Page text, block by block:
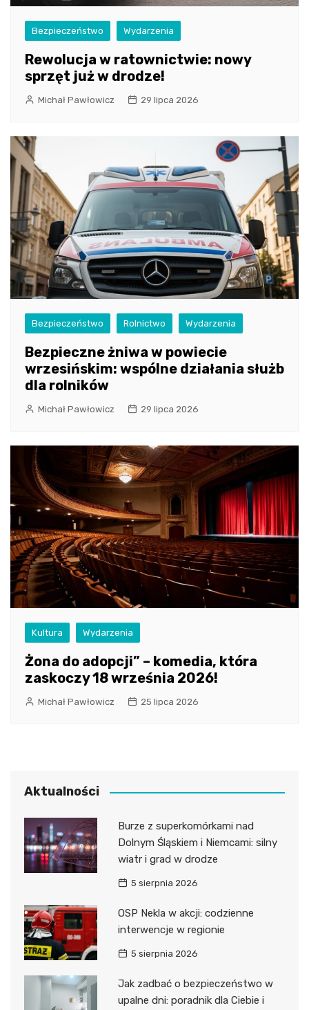
Bezpieczeństwo Wydarzenia
Rewolucja w ratownictwie: nowy
sprzęt już w drodze!
Michał Pawłowicz 29 lipca 2026
Bezpieczeństwo Rolnictwo Wydarzenia
Bezpieczne żniwa w powiecie
wrzesińskim: wspólne działania służb
dla rolników
Michał Pawłowicz 29 lipca 2026
Kultura Wydarzenia
Żona do adopcji” – komedia, która
zaskoczy 18 września 2026!
Michał Pawłowicz 25 lipca 2026
Aktualności
Burze z superkomórkami nad
Dolnym Śląskiem i Niemcami: silny
wiatr i grad w drodze
5 sierpnia 2026
OSP Nekla w akcji: codzienne
interwencje w regionie
5 sierpnia 2026
Jak zadbać o bezpieczeństwo w
upalne dni: poradnik dla Ciebie i